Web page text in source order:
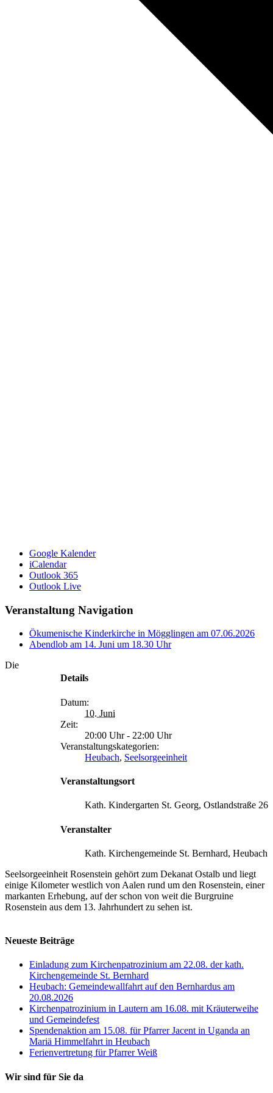
Google Kalender
iCalendar
Outlook 365
Outlook Live
Veranstaltung Navigation
Ökumenische Kinderkirche in Mögglingen am 07.06.2026
Abendlob am 14. Juni um 18.30 Uhr
Details
Datum:
10. Juni
Zeit:
20:00 Uhr - 22:00 Uhr
Veranstaltungskategorien:
Heubach, Seelsorgeeinheit
Veranstaltungsort
Kath. Kindergarten St. Georg, Ostlandstraße 26
Veranstalter
Kath. Kirchengemeinde St. Bernhard, Heubach
Die
Seelsorgeeinheit Rosenstein gehört zum Dekanat Ostalb und liegt
einige Kilometer westlich von Aalen rund um den Rosenstein, einer
markanten Erhebung, auf der schon von weit die Burgruine
Rosenstein aus dem 13. Jahrhundert zu sehen ist.
Neueste Beiträge
Einladung zum Kirchenpatrozinium am 22.08. der kath.
Kirchengemeinde St. Bernhard
Heubach: Gemeindewallfahrt auf den Bernhardus am
20.08.2026
Kirchenpatrozinium in Lautern am 16.08. mit Kräuterweihe
und Gemeindefest
Spendenaktion am 15.08. für Pfarrer Jacent in Uganda an
Mariä Himmelfahrt in Heubach
Ferienvertretung für Pfarrer Weiß
Wir sind für Sie da